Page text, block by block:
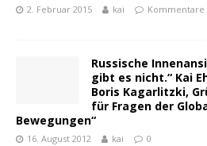
2. Februar 2015 kai
Russische
gibt es nicht.“ Kai
Boris Kagarlitzki,
für Fragen der
Bewegungen“
16. August 2012 kai 0